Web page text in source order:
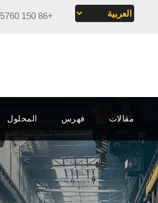
+86 150 5760 1439
المحلول فهرس مقالات